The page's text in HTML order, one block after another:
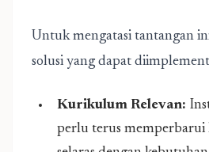
Untuk mengatasi tantangan
solusi yang dapat
Kurikulum Relevan:
perlu terus